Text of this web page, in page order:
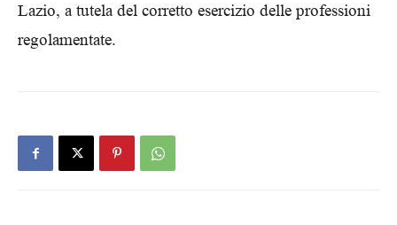
Lazio, a tutela del corretto esercizio delle professioni
regolamentate.